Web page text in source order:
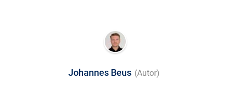
Johannes Beus (Autor)